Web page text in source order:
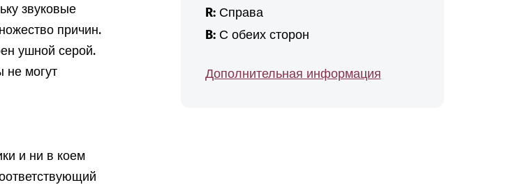
звуковые
причин.
ушной серой.
не могут
и ни в коем
R:Справа
B:С обеих сторон
Дополнительная информация